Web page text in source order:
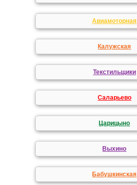
Авиамоторная
Калужская
Текстильщики
Саларьево
Царицыно
Выхино
Бабушкинская